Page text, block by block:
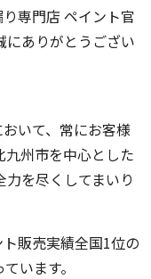
専門店 ペイント官
にありがとうござい
いて、常にお客様
州市を中心とした
を尽くしてまいり
販売実績全国1位の
います。